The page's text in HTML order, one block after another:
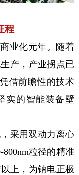
程
业化元年。随着
产，产业拐点已
借前瞻性的技术
实的智能装备壁
采用双动力离心
粒径的精准
上，为钠电正极